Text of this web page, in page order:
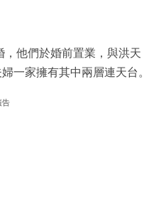
，他們於婚前置業，與洪天
一家擁有其中兩層連天台。
告